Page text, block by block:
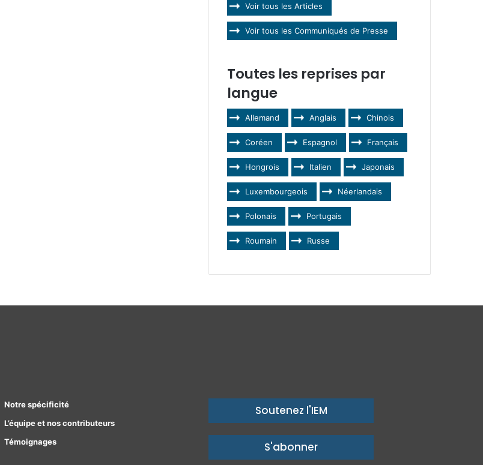
Voir tous les Articles
Voir tous les Communiqués de Presse
Toutes les reprises par
langue
Allemand Anglais Chinois
Coréen Espagnol Français
Hongrois Italien Japonais
Luxembourgeois Néerlandais
Polonais Portugais
Roumain Russe
Notre spécificité
L’équipe et nos contributeurs
Témoignages
Soutenez l'IEM
S'abonner